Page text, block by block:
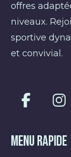
offres
niveaux.
sportive
et convivial.
Menu Rapide